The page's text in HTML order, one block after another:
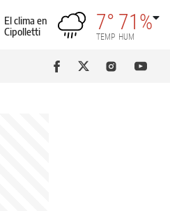
El clima en
Cipolletti
7°
TEMP
71%
HUM